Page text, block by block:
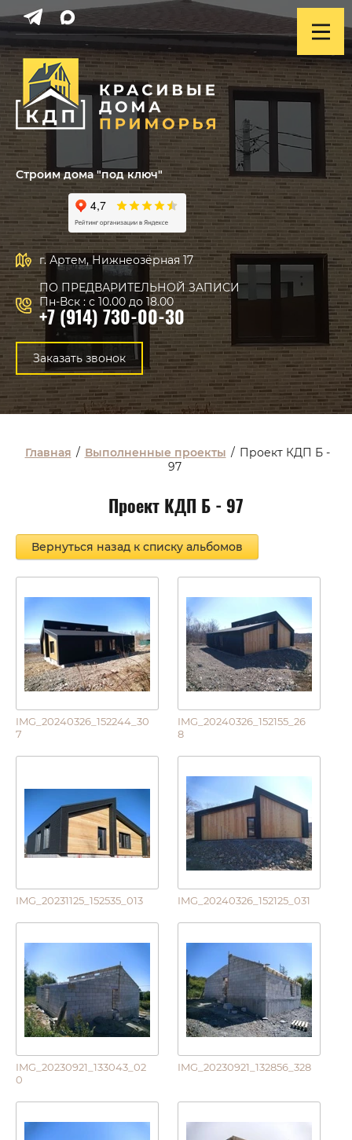
Строим дома "под ключ"
г. Артем, Нижнеозёрная 17
ПО ПРЕДВАРИТЕЛЬНОЙ ЗАПИСИ
Пн-Вск : с 10.00 до 18.00
+7 (914) 730-00-30
Заказать звонок
Главная / Выполненные проекты / Проект КДП Б -
97
Проект КДП Б - 97
Вернуться назад к списку альбомов
IMG_20240326_152244_30
7
IMG_20240326_152155_26
8
IMG_20231125_152535_013 IMG_20240326_152125_031
IMG_20230921_133043_02
0
IMG_20230921_132856_328